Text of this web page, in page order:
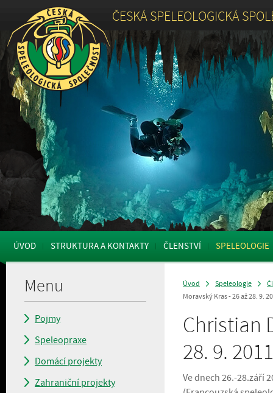
ČESKÁ SPELEOLOGICKÁ
ÚVOD STRUKTURA A KONTAKTY ČLENSTVÍ SPELEOLOGIE
Menu
Pojmy
Speleopraxe
Domácí projekty
Zahraniční projekty
Úvod Speleologie
Moravský Kras - 26 až 28. 9.
Christian
28. 9. 2011
Ve dnech 26.-28.září